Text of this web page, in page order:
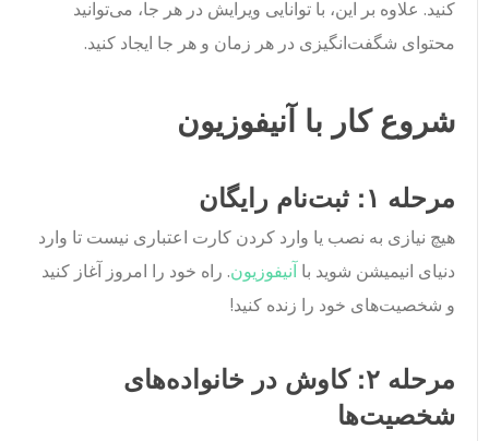
کنید. علاوه بر این، با توانایی ویرایش در هر جا، می‌توانید
محتوای شگفت‌انگیزی در هر زمان و هر جا ایجاد کنید.
شروع کار با آنیفوزیون
مرحله ۱: ثبت‌نام رایگان
هیچ نیازی به نصب یا وارد کردن کارت اعتباری نیست تا وارد
دنیای انیمیشن شوید با آنیفوزیون. راه خود را امروز آغاز کنید
و شخصیت‌های خود را زنده کنید!
مرحله ۲: کاوش در خانواده‌های
شخصیت‌ها